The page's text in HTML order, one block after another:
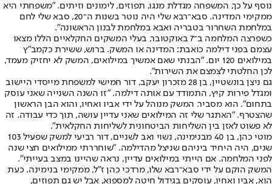
נוסף על כך, המשפחה מגדלת מנגו, תפוזים, לימונים וזיתים. "משפחתי היא
ממקימי המדינה. סבא־רבא שלי היה נוטר בשנות ה־20, סבא שלי לחם
במלחמת השחרור בטבריה ואבא במלחמת לבנון הראשונה".
כשפרצה המלחמה ב־7 באוקטובר, בעלי המשקים החקלאיים הללו מצאו
עצמם בפני דילמה כואבת: המדינה או המשק. ברוש, ששירת כקמב"ץ
במילואים 120 יום. "הבנתי שאם אמשיך במילואים, המשק לא יחזיק מעמד,
לכן החלטתי לצמצם את השירות".
גם ניצן בונשטיין, בן 28 מזכרון יעקב, דור חמישי למשפחת מייסדי היישוב
ומגדל פירות קיץ, התמודד עם אותה דילמה. "זו השנה השנייה שאני עוסק
בתחום". הוא מסביר. המשק מנוהל על ידי אביו ואחיו, והוא הבן הראשון
שהצטרף. "האתגר שלי זה המילואים שאני עדיין עושה, תוך כדי עבודה. זה
לא פשוט לאזן בין השליחות הביטחונית לשליחות החקלאית".
מוטי כהן, בן 40 מבנימינה, נשוי ואב לשניים, דור רביעי למשק שפעיל 103
שנים, היה היחיד ביניהם שניצל מהדילמה. "שוחררתי ממילואים חצי שנה
לפני המלחמה. אם הייתי במילואים עדיין, נראה שהיינו במצב בעייתי".
המשק הוקם על ידי סבא־רבא שלו, מרדכי כהן ז"ל, ממקימי בנימינה. כעת
הוא, אביו ואחיו, עוסקים בגידול חיטה למספוא, אבל יש גם תפוזים,